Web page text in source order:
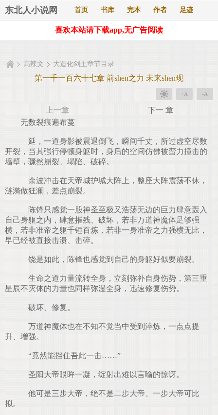
东北人小说网 首页 书库 完本 作者 足迹
喜欢本站请下载app,无广告阅读
高辣文 大造化剑主章节目录
第一千一百六十七章 前shen之力 未来shen现
+A -A
上一章
下一 章
无数裂痕遍布蔓
延，一道身影被震退倒飞，瞬间千丈，所过虚空尽数
开裂，当其强行停顿身躯时，身后的空间仿佛被蛮力撞击的
墙壁，骤然崩裂、塌陷、破碎。
余波冲击在天帝城护城大阵上，整座大阵震荡不休，
涟漪做狂澜，差点崩裂。
陈锋只感觉一股神圣至极又浩荡无边的巨力肆意轰入
自己身躯之内，肆意摧残、破坏，若非万道神魔体足够强
横，若非准帝之躯千锤百炼，若非一身准帝之力强横无比，
早已经被直接击溃、击碎。
饶是如此，陈锋也感觉到自己的身躯好似要崩裂。
生命之道力量流转全身，立刻弥补自身伤势，第三重
星辰不灭体的力量也同样弥漫全身，迅速修复伤势。
破坏、修复。
万道神魔体也在不知不觉当中受到淬炼，一点点提
升、增强。
“竟然能挡住吾此一击……”
圣阳大帝眼眸一凝，绽射出难以言喻的惊讶。
他可是三步大帝，绝不是二步大帝、一步大帝可比
拟。